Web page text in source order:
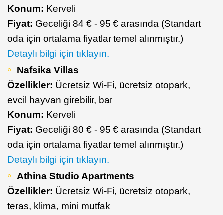
Konum: Kerveli
Fiyat: Geceliği 84 € - 95 € arasında (Standart
oda için ortalama fiyatlar temel alınmıştır.)
Detaylı bilgi için tıklayın.
Nafsika Villas
Özellikler: Ücretsiz Wi-Fi, ücretsiz otopark,
evcil hayvan girebilir, bar
Konum: Kerveli
Fiyat: Geceliği 80 € - 95 € arasında (Standart
oda için ortalama fiyatlar temel alınmıştır.)
Detaylı bilgi için tıklayın.
Athina Studio Apartments
Özellikler: Ücretsiz Wi-Fi, ücretsiz otopark,
teras, klima, mini mutfak